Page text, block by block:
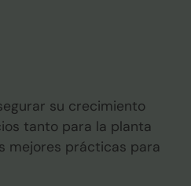
su crecimiento
tanto para la planta
mejores prácticas para